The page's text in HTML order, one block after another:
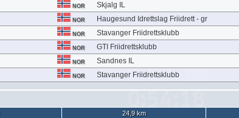
NOR Skjalg IL
NOR Haugesund Idrettslag Friidrett - gr
NOR Stavanger Friidrettsklubb
NOR GTI Friidrettsklubb
NOR Sandnes IL
NOR Stavanger Friidrettsklubb
24,9 km